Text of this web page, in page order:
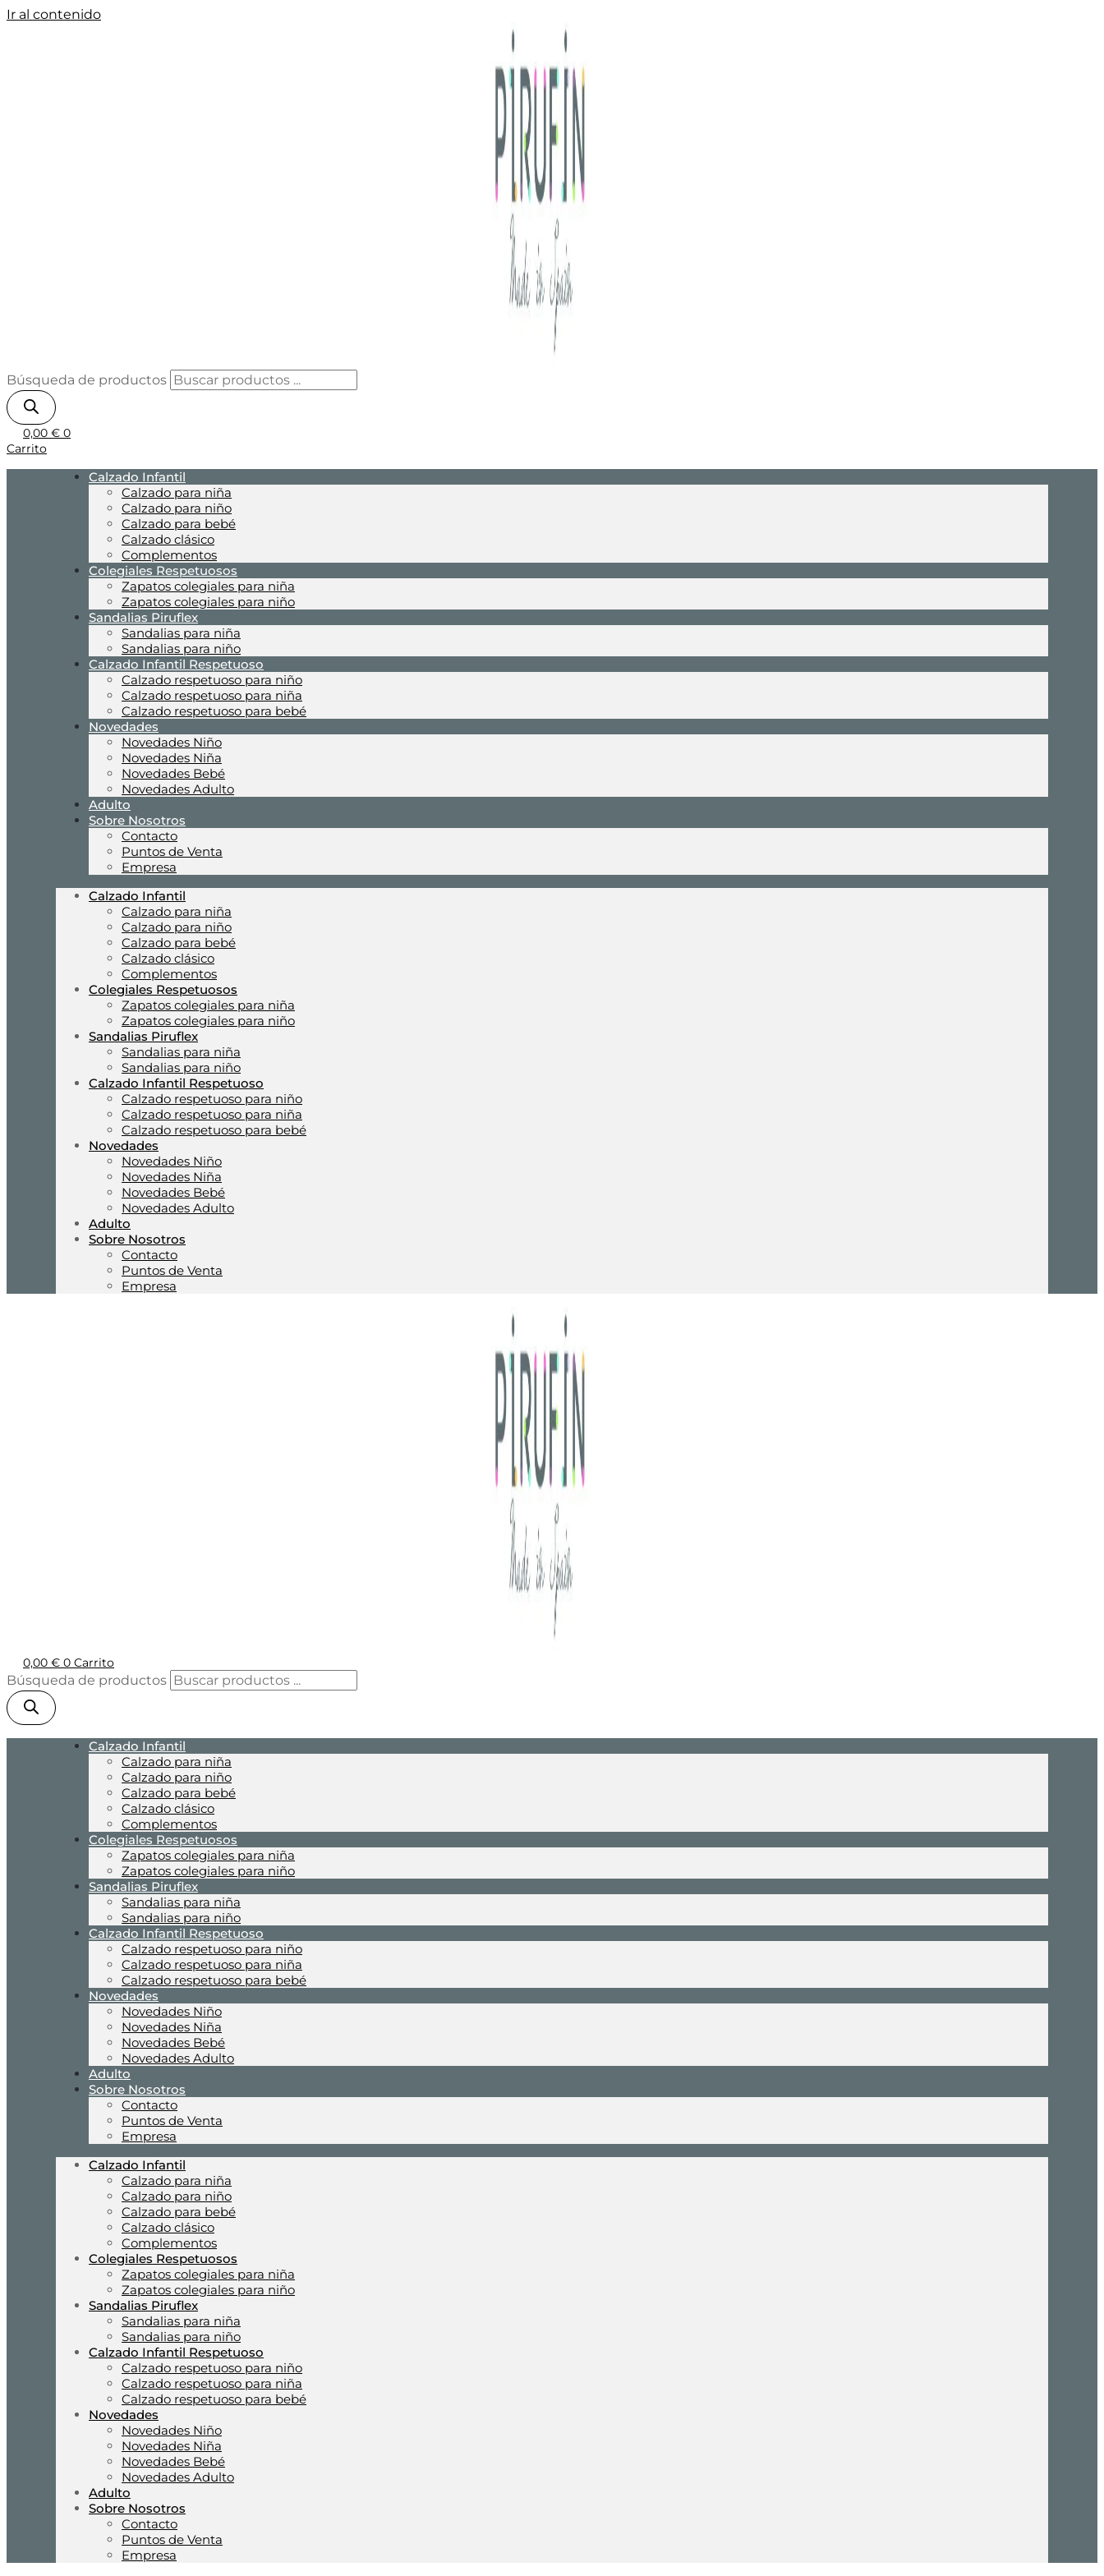
Ir al contenido
Búsqueda de productos
0,00 € 0
Carrito
Calzado Infantil
Calzado para niña
Calzado para niño
Calzado para bebé
Calzado clásico
Complementos
Colegiales Respetuosos
Zapatos colegiales para niña
Zapatos colegiales para niño
Sandalias Piruflex
Sandalias para niña
Sandalias para niño
Calzado Infantil Respetuoso
Calzado respetuoso para niño
Calzado respetuoso para niña
Calzado respetuoso para bebé
Novedades
Novedades Niño
Novedades Niña
Novedades Bebé
Novedades Adulto
Adulto
Sobre Nosotros
Contacto
Puntos de Venta
Empresa
Calzado Infantil
Calzado para niña
Calzado para niño
Calzado para bebé
Calzado clásico
Complementos
Colegiales Respetuosos
Zapatos colegiales para niña
Zapatos colegiales para niño
Sandalias Piruflex
Sandalias para niña
Sandalias para niño
Calzado Infantil Respetuoso
Calzado respetuoso para niño
Calzado respetuoso para niña
Calzado respetuoso para bebé
Novedades
Novedades Niño
Novedades Niña
Novedades Bebé
Novedades Adulto
Adulto
Sobre Nosotros
Contacto
Puntos de Venta
Empresa
0,00 € 0 Carrito
Búsqueda de productos
Calzado Infantil
Calzado para niña
Calzado para niño
Calzado para bebé
Calzado clásico
Complementos
Colegiales Respetuosos
Zapatos colegiales para niña
Zapatos colegiales para niño
Sandalias Piruflex
Sandalias para niña
Sandalias para niño
Calzado Infantil Respetuoso
Calzado respetuoso para niño
Calzado respetuoso para niña
Calzado respetuoso para bebé
Novedades
Novedades Niño
Novedades Niña
Novedades Bebé
Novedades Adulto
Adulto
Sobre Nosotros
Contacto
Puntos de Venta
Empresa
Calzado Infantil
Calzado para niña
Calzado para niño
Calzado para bebé
Calzado clásico
Complementos
Colegiales Respetuosos
Zapatos colegiales para niña
Zapatos colegiales para niño
Sandalias Piruflex
Sandalias para niña
Sandalias para niño
Calzado Infantil Respetuoso
Calzado respetuoso para niño
Calzado respetuoso para niña
Calzado respetuoso para bebé
Novedades
Novedades Niño
Novedades Niña
Novedades Bebé
Novedades Adulto
Adulto
Sobre Nosotros
Contacto
Puntos de Venta
Empresa